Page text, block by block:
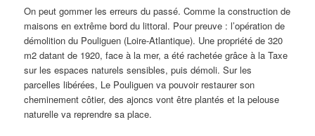
On peut gommer les erreurs du passé. Comme la construction de
maisons en extrême bord du littoral. Pour preuve : l’opération de
démolition du Pouliguen (Loire-Atlantique). Une propriété de 320
m2 datant de 1920, face à la mer, a été rachetée grâce à la Taxe
sur les espaces naturels sensibles, puis démoli. Sur les
parcelles libérées, Le Pouliguen va pouvoir restaurer son
cheminement côtier, des ajoncs vont être plantés et la pelouse
naturelle va reprendre sa place.